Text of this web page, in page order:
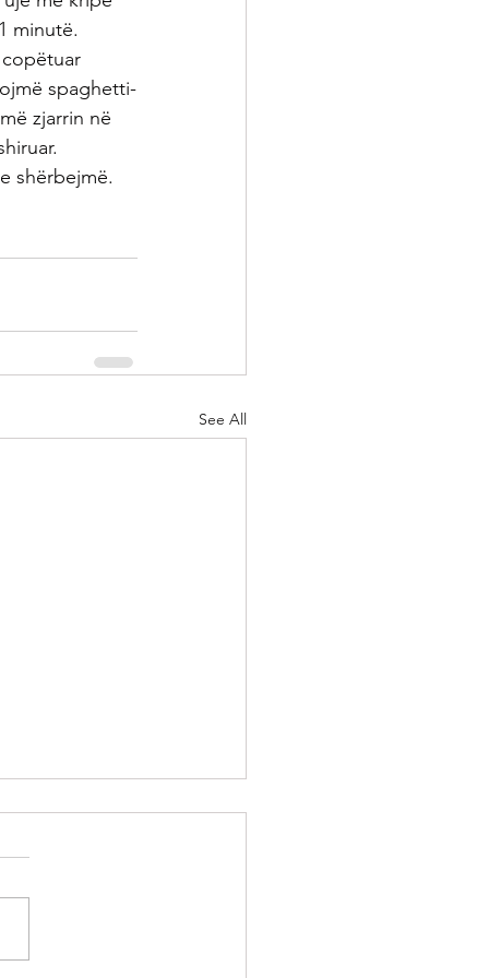
minutë.
spaghetti-
zjarrin në
shërbejmë.
See All